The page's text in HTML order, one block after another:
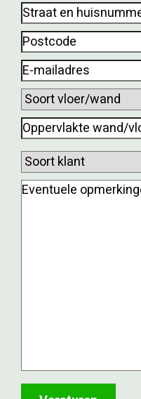
Straat
en
huisnummer(Vereist)
Postcode(Vereist)
E-
mailadres(Vereist)
Soort
vloer/wand(Vereist)
Oppervlakte
wand/vloer
(m2)
(Vereist)
Soort
klant(Vereist)
Eventuele